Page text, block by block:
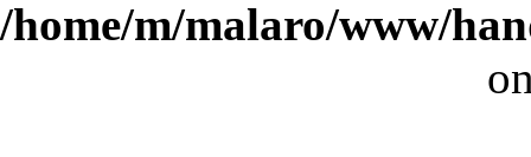
/home/m/malaro/www/